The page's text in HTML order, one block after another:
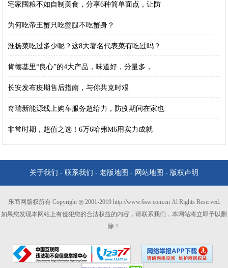
宅家囤粮不如自制美食，分享6种简单面点，让防
为何吃帝王蟹只吃蟹腿不吃蟹身？
淮扬菜吃过多少呢？这8大著名代表菜有吃过吗？
肯德基里“良心”的4大产品，味道好，分量多，
长安发布疫期售后指南，与你共克时艰
奇瑞新能源线上购车服务超给力，防疫期间在家也
非常时期，超值之选！6万6哈弗M6用实力成就
关于我们 - 联系我们 - 老版地图 - 网站地图 - 版权声明
乐商网版权所有 Copyright ◎ 2001-2019 http://www.6sw.com.cn Al Rights Reserved.
如果您发现本网站上有侵犯您的合法权益的内容，请联系我们，本网站将立即予以删
除！